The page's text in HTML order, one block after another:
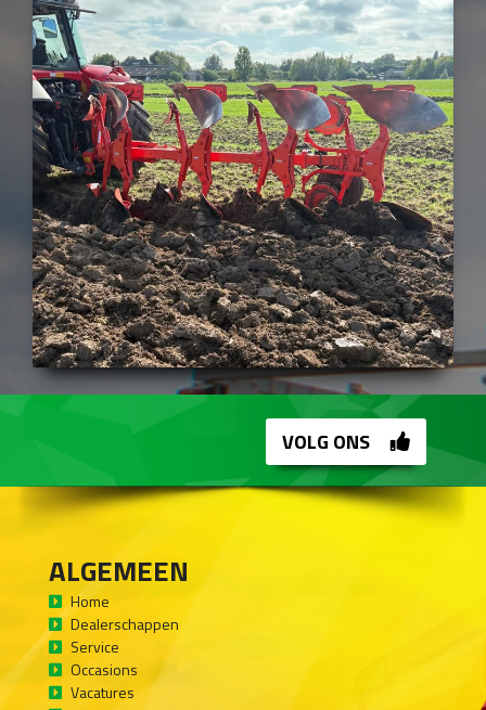
VOLG ONS
ALGEMEEN
Home
Dealerschappen
Service
Occasions
Vacatures